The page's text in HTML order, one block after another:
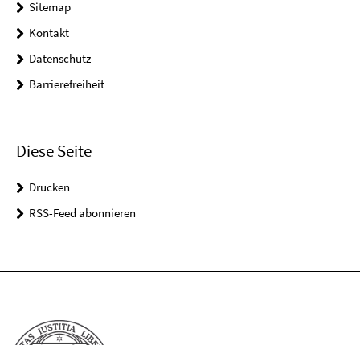
Sitemap
Kontakt
Datenschutz
Barrierefreiheit
Diese Seite
Drucken
RSS-Feed abonnieren